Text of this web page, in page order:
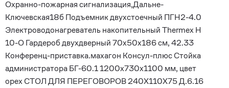
Охранно-пожарная сигнализация,Дальне-
Ключевская18б Подъемник двухстоечный ПГН2-4.0
Электроводонагреватель накопительный Thermex H
10-O Гардероб двухдверный 70х50х186 см, 42.33
Конференц-приставка.махагон Консул-плюс Стойка
администратора БГ-60.1 1200х730х1100 мм, цвет
орех СТОЛ ДЛЯ ПЕРЕГОВОРОВ 240Х110Х75 Д.6.16